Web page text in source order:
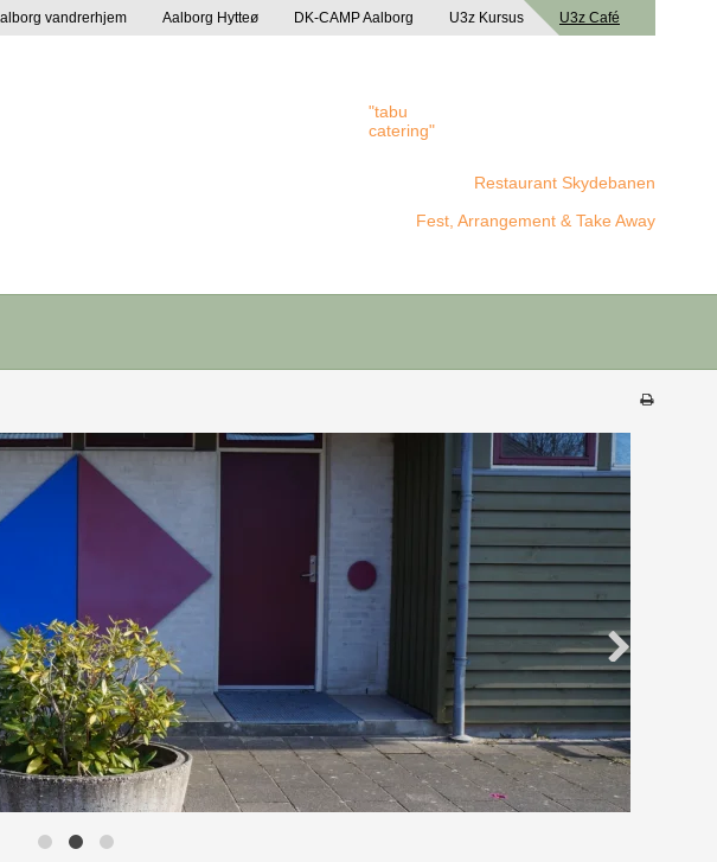
vandrerhjem Aalborg Hytteø DK-CAMP Aalborg U3z Kursus U3z Café
Restaurant Skydebanen
"tabu
catering"
Fest, Arrangement & Take Away